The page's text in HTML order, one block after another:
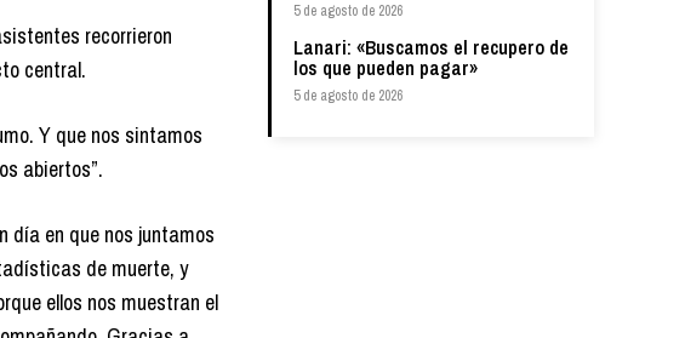
recorrieron
central.
Y que nos sintamos
abiertos”.
día en que nos juntamos
de muerte, y
ellos nos muestran el
5 de agosto de 2026
Lanari: «Buscamos el recupero de
los que pueden pagar»
5 de agosto de 2026